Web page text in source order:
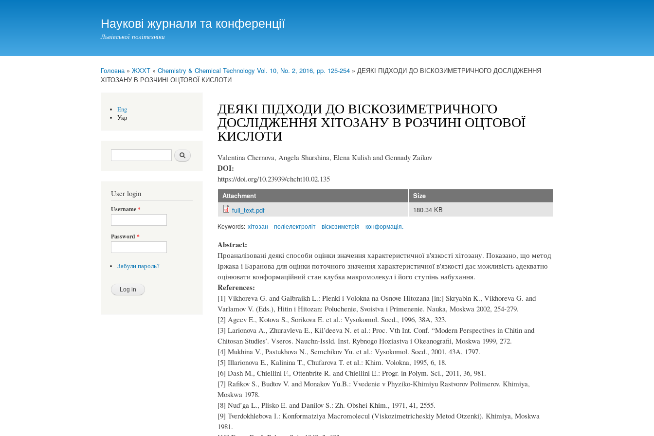
Наукові журнали та конференції
Львівської політехніки
You are here
Головна» ЖХХТ » Chemistry & Chemical Technology Vol. 10, No. 2, 2016, pp. 125-254 » ДЕЯКІ ПІДХОДИ ДО ВІСКОЗИМЕТРИЧНОГО ДОСЛІДЖЕННЯ
ХІТОЗАНУ В РОЗЧИНІ ОЦТОВОЇ КИСЛОТИ
Eng
Укр
Search form Шукати
User login
Username*
Password *
Забули пароль?
ДЕЯКІ ПІДХОДИ ДО ВІСКОЗИМЕТРИЧНОГО
ДОСЛІДЖЕННЯ ХІТОЗАНУ В РОЗЧИНІ ОЦТОВОЇ
КИСЛОТИ
Valentina Chernova, Angela Shurshina, Elena Kulish and Gennady Zaikov
DOI:
https://doi.org/10.23939/chcht10.02.135
Attachment Size
full_text.pdf 180.34 KB
Keywords: хітозан поліелектроліт віскозиметрія конформація.
Abstract:
Проаналізовані деякі способи оцінки значення характеристичної в'язкості хітозану. Показано, що метод
Іржака і Баранова для оцінки поточного значення характеристичної в'язкості дає можливість адекватно
оцінювати конформаційний стан клубка макромолекул і його ступінь набухання.
References:
[1] Vikhoreva G. and Galbraikh L.: Plenki i Volokna na Osnove Hitozana [in:] Skryabin K., Vikhoreva G. and
Varlamov V. (Eds.), Hitin i Hitozan: Poluchenie, Svoistva i Primenenie. Nauka, Moskwa 2002, 254-279.
[2] Ageev E., Kotova S., Sorikova E. et al.: Vysokomol. Soed., 1996, 38A, 323.
[3] Larionova A., Zhuravleva E., Kil’deeva N. et al.: Proc. Vth Int. Conf. “Modern Perspectives in Chitin and
Chitosan Studies’. Vseros. Nauchn-Issld. Inst. Rybnogo Hoziastva i Okeanografii, Moskwa 1999, 272.
[4] Mukhina V., Pastukhova N., Semchikov Yu. et al.: Vysokomol. Soed., 2001, 43A, 1797.
[5] Illarionova E., Kalinina T., Chufarova T. et al.: Khim. Volokna, 1995, 6, 18.
[6] Dash M., Chiellini F., Ottenbrite R. and Chiellini E.: Progr. in Polym. Sci., 2011, 36, 981.
[7] Rafikov S., Budtov V. and Monakov Yu.B.: Vvedenie v Phyziko-Khimiyu Rastvorov Polimerov. Khimiya,
Moskwa 1978.
[8] Nud’ga L., Plisko E. and Danilov S.: Zh. Obshei Khim., 1971, 41, 2555.
[9] Tverdokhlebova I.: Konformatziya Macromolecul (Viskozimetricheskiy Metod Otzenki). Khimiya, Moskwa
1981.